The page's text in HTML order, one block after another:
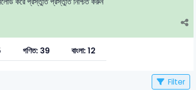
গণিত: 39 বাংলা: 12
Filter